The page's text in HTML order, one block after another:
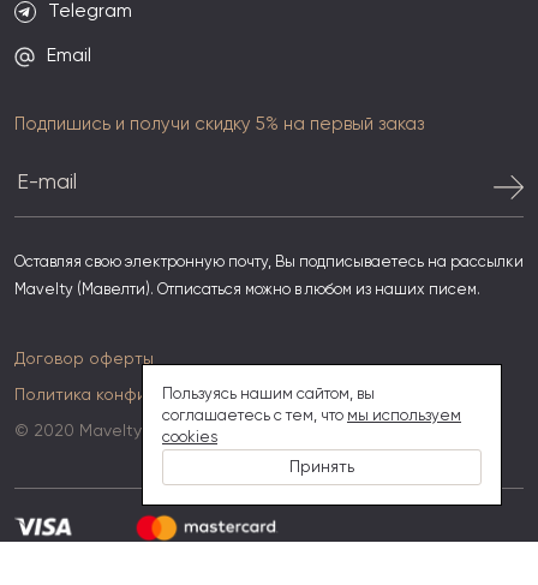
Подпишись и получи скидку 5% на первый заказ
Оставляя свою электронную почту, Вы подписываетесь на рассылки
Mavelty (Мавелти). Отписаться можно в любом из наших писем.
Telegram
Email
Договор оферты
Политика конфиденциальности
© 2020 Mavelty
Пользуясь нашим сайтом, вы
соглашаетесь с тем, что мы используем
cookies
Принять